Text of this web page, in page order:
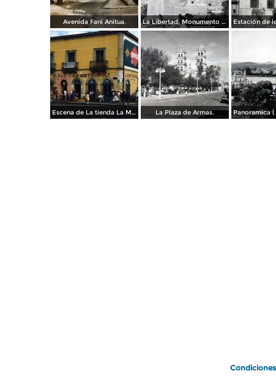
Avenida Fani Anitua. La Libertad, Monumento a La Bandera y Los Remedios. ( Circulada el 14 de Mayo de 1952 ).
Escena de La tienda La Metropoli 1958. La Plaza de Armas.